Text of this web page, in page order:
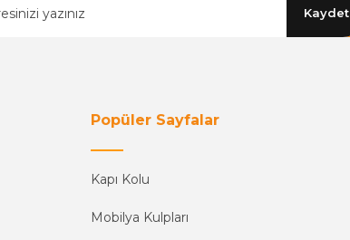
Kaydet
Popüler Sayfalar
Kapı Kolu
Mobilya Kulpları